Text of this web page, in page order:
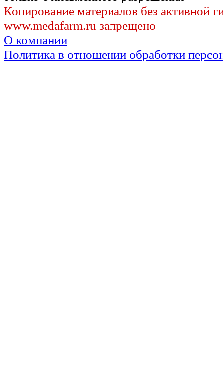
Копирование материалов без активной
www.medafarm.ru запрещено
О компании
Политика в отношении обработки